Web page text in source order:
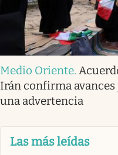
Medio Oriente.
Irán confirma
una advertencia
Las más leídas